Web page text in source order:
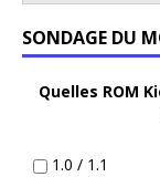
SONDAGE DU
Quelles ROM
1.0 / 1.1